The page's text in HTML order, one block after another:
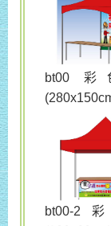
bt00
bt00-2